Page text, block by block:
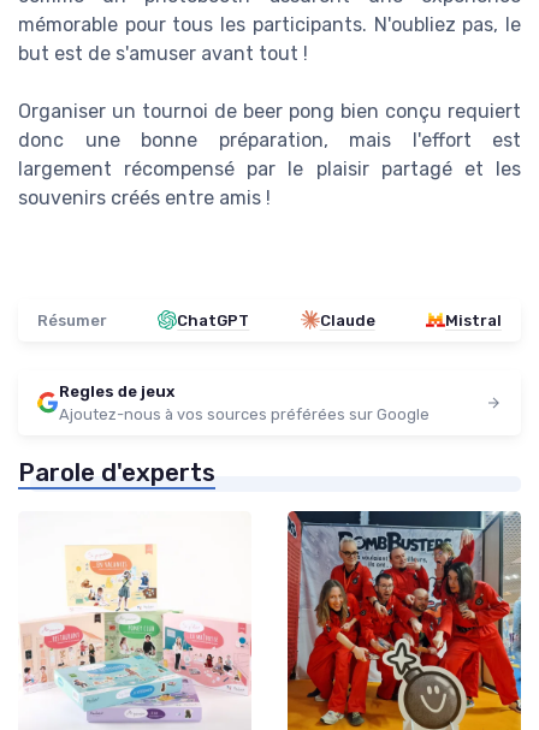
mémorable pour tous les participants. N'oubliez pas, le
but est de s'amuser avant tout !
Organiser un tournoi de beer pong bien conçu requiert
donc une bonne préparation, mais l'effort est
largement récompensé par le plaisir partagé et les
souvenirs créés entre amis !
Résumer ChatGPT Claude Mistral
Regles de jeux
Ajoutez-nous à vos sources préférées sur Google
Parole d'experts